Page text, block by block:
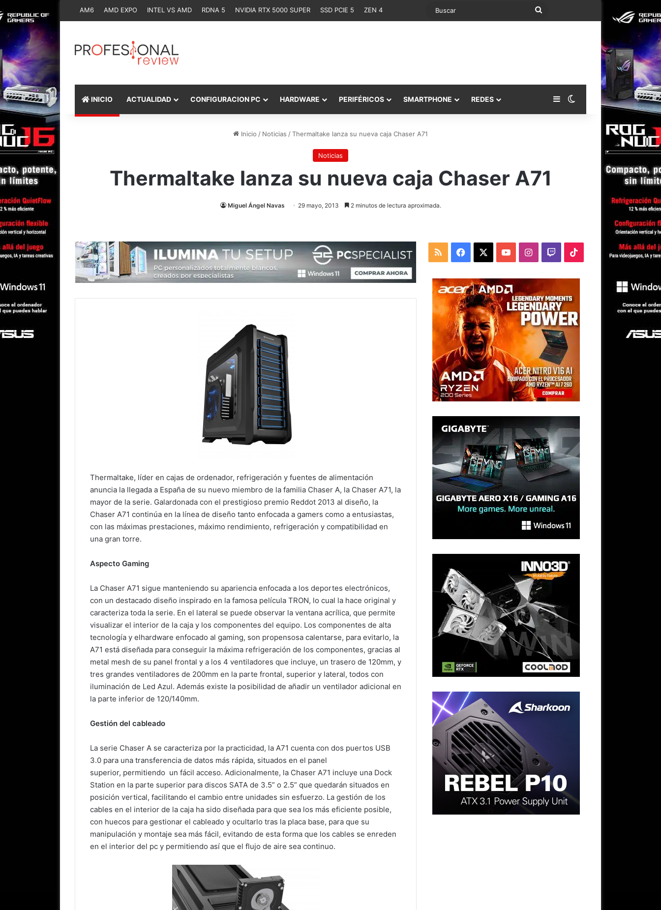
AM6 AMD EXPO INTEL VS AMD RDNA 5 NVIDIA RTX 5000 SUPER SSD PCIE 5 ZEN 4 Buscar
INICIO ACTUALIDAD CONFIGURACION PC HARDWARE PERIFÉRICOS SMARTPHONE REDES Barra lateral
Switch skin
Inicio / Noticias /Thermaltake lanza su nueva caja Chaser A71
Noticias
Thermaltake lanza su nueva caja Chaser A71
Miguel Ángel Navas 29 mayo, 2013 2 minutos de lectura aproximada.
Thermaltake, líder en cajas de ordenador, refrigeración y fuentes de alimentación
anuncia la llegada a España de su nuevo miembro de la familia Chaser A, la Chaser A71, la
mayor de la serie. Galardonada con el prestigioso premio Reddot 2013 al diseño, la
Chaser A71 continúa en la línea de diseño tanto enfocada a gamers como a entusiastas,
con las máximas prestaciones, máximo rendimiento, refrigeración y compatibilidad en
una gran torre.
Aspecto Gaming
La Chaser A71 sigue manteniendo su apariencia enfocada a los deportes electrónicos,
con un destacado diseño inspirado en la famosa película TRON, lo cual la hace original y
caracteriza toda la serie. En el lateral se puede observar la ventana acrílica, que permite
visualizar el interior de la caja y los componentes del equipo. Los componentes de alta
tecnología y elhardware enfocado al gaming, son propensosa calentarse, para evitarlo, la
A71 está diseñada para conseguir la máxima refrigeración de los componentes, gracias al
metal mesh de su panel frontal y a los 4 ventiladores que incluye, un trasero de 120mm, y
tres grandes ventiladores de 200mm en la parte frontal, superior y lateral, todos con
iluminación de Led Azul. Además existe la posibilidad de añadir un ventilador adicional en
la parte inferior de 120/140mm.
Gestión del cableado
La serie Chaser A se caracteriza por la practicidad, la A71 cuenta con dos puertos USB
3.0 para una transferencia de datos más rápida, situados en el panel
superior, permitiendo un fácil acceso. Adicionalmente, la Chaser A71 incluye una Dock
Station en la parte superior para discos SATA de 3.5” o 2.5” que quedarán situados en
posición vertical, facilitando el cambio entre unidades sin esfuerzo. La gestión de los
cables en el interior de la caja ha sido diseñada para que sea los más eficiente posible,
con huecos para gestionar el cableado y ocultarlo tras la placa base, para que su
manipulación y montaje sea más fácil, evitando de esta forma que los cables se enreden
en el interior del pc y permitiendo así que el flujo de aire sea continuo.
RSS Facebook YouTubeInstagram
TwitchTikTok